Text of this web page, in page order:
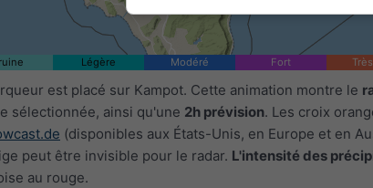
Légère Modéré Fort
est placé sur Kampot. Cette animation montre le
sélectionnée, ainsi qu'une 2h prévision. Les croix
(disponibles aux États-Unis, en Europe et en
peut être invisible pour le radar. L'intensité des
au rouge.